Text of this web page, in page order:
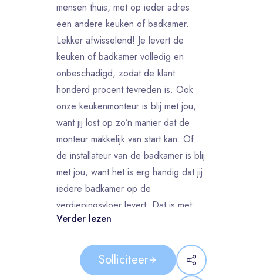
mensen thuis, met op ieder adres
een andere keuken of badkamer.
Lekker afwisselend! Je levert de
keuken of badkamer volledig en
onbeschadigd, zodat de klant
honderd procent tevreden is. Ook
onze keukenmonteur is blij met jou,
want jij lost op zo’n manier dat de
monteur makkelijk van start kan. Of
de installateur van de badkamer is blij
met jou, want het is erg handig dat jij
iedere badkamer op de
verdiepingsvloer levert. Dat is met
jouw spierballen gelukkig geen
badkamers bezorgd, tevreden
klanten? Op de terugreis naar
Verder lezen
Solliciteer